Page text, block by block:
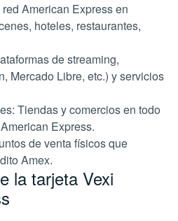
American Express en
hoteles, restaurantes,
de streaming,
Mercado Libre, etc.) y servicios
Tiendas y comercios en todo
Express.
de venta físicos que
Amex.
la tarjeta Vexi